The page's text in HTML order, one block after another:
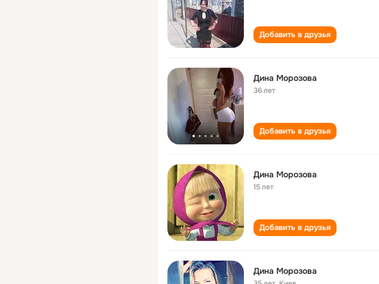
Добавить в друзья
Дина Морозова
36 лет
Добавить в друзья
Дина Морозова
15 лет
Добавить в друзья
Дина Морозова